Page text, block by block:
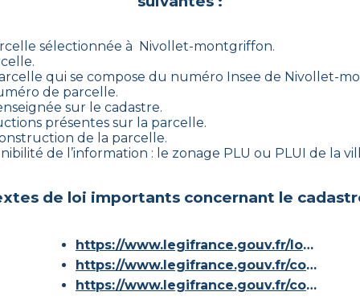
sélectionnée à Nivollet-montgriffon.
qui se compose du numéro Insee de Nivollet-
de parcelle.
sur le cadastre.
présentes sur la parcelle.
de la parcelle.
de l’information : le zonage PLU ou PLUI de la
de loi importants concernant le
https://www.legifrance.gouv.fr/loda/id/JORFTEXT000000686267/
https://www.legifrance.gouv.fr/codes/article_lc/LEGIARTI000036588629/
https://www.legifrance.gouv.fr/codes/id/LEGISCTA000006180153/